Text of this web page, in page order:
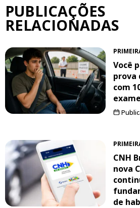
PUBLICAÇÕES
RELACIONADAS
Você
prova
com
exame
CNH
nova
de